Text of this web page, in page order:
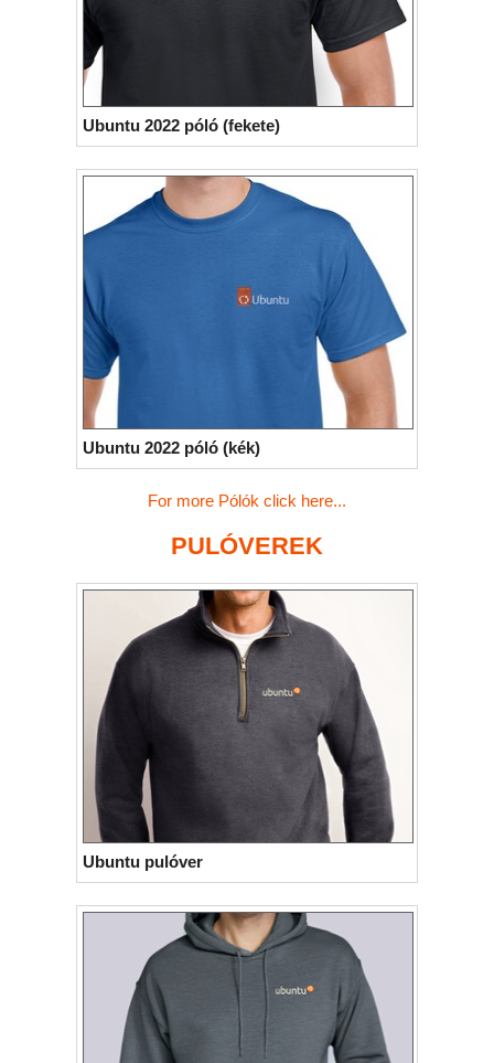
Ubuntu 2022 póló (fekete)
Ubuntu 2022 póló (kék)
For more Pólók click here...
PULÓVEREK
Ubuntu pulóver